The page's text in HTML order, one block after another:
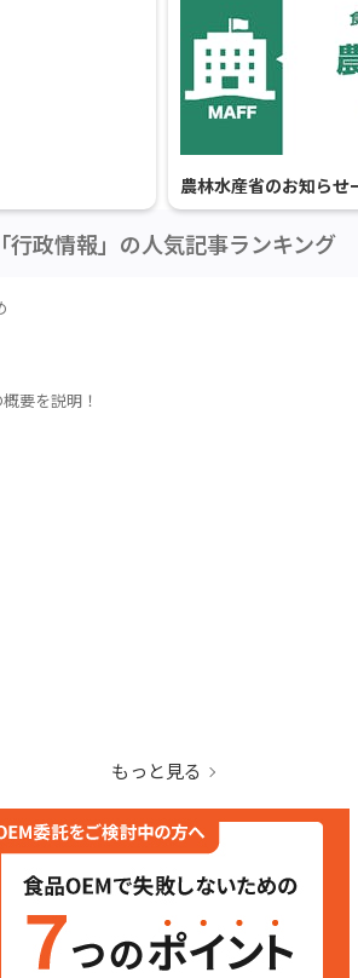
農林水産省のお知らせ
「行政情報」の人気記事ランキング
要を説明！
もっと見る